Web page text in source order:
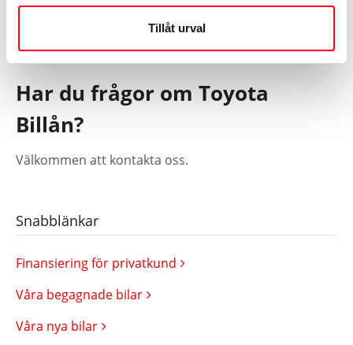
Tillåt urval
konsumentverket.se.
Har du frågor om Toyota
Billån?
Välkommen att kontakta oss.
Snabblänkar
Finansiering för privatkund
Våra begagnade bilar
Våra nya bilar